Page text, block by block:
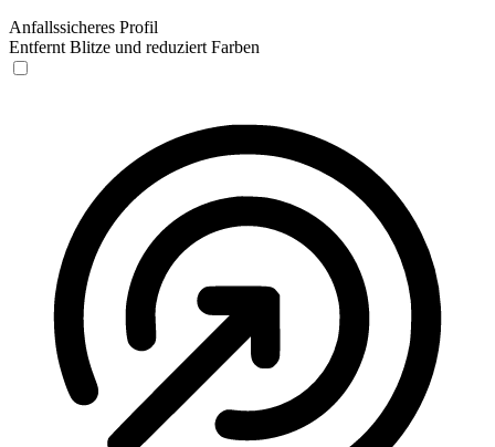
Anfallssicheres Profil
Entfernt Blitze und reduziert Farben